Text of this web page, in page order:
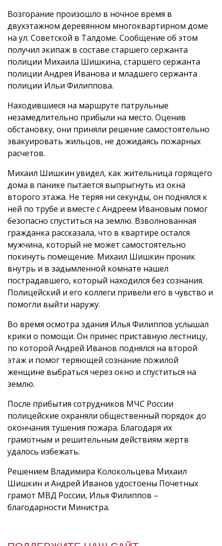
Возгорание произошло в ночное время в
двухэтажном деревянном многоквартирном доме
на ул. Советской в Талдоме. Сообщение об этом
получил экипаж в составе старшего сержанта
полиции Михаила Шишкина, старшего сержанта
полиции Андрея Иванова и младшего сержанта
полиции Ильи Филиппова.
Находившиеся на маршруте патрульные
незамедлительно прибыли на место. Оценив
обстановку, они приняли решение самостоятельно
эвакуировать жильцов, не дожидаясь пожарных
расчетов.
Михаил Шишкин увидел, как жительница горящего
дома в панике пытается выпрыгнуть из окна
второго этажа. Не теряя ни секунды, он поднялся к
ней по трубе и вместе с Андреем Ивановым помог
безопасно спуститься на землю. Взволнованная
гражданка рассказала, что в квартире остался
мужчина, который не может самостоятельно
покинуть помещение. Михаил Шишкин проник
внутрь и в задымленной комнате нашел
пострадавшего, который находился без сознания.
Полицейский и его коллеги привели его в чувство и
помогли выйти наружу.
Во время осмотра здания Илья Филиппов услышал
крики о помощи. Он принес приставную лестницу,
по которой Андрей Иванов поднялся на второй
этаж и помог теряющей сознание пожилой
женщине выбраться через окно и спуститься на
землю.
После прибытия сотрудников МЧС России
полицейские охраняли общественный порядок до
окончания тушения пожара. Благодаря их
грамотным и решительным действиям жертв
удалось избежать.
Решением Владимира Колокольцева Михаил
Шишкин и Андрей Иванов удостоены Почетных
грамот МВД России, Илья Филиппов –
благодарности Министра.